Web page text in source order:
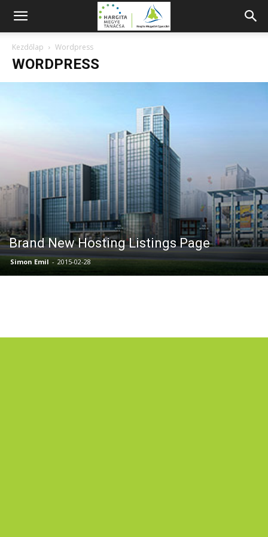
Kezdőlap Wordpress
WORDPRESS
Brand New Hosting Listings Page
Simon Emil - 2015-02-28